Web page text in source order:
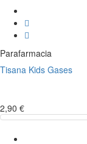
Parafarmacia
Tisana Kids Gases
2,90 €